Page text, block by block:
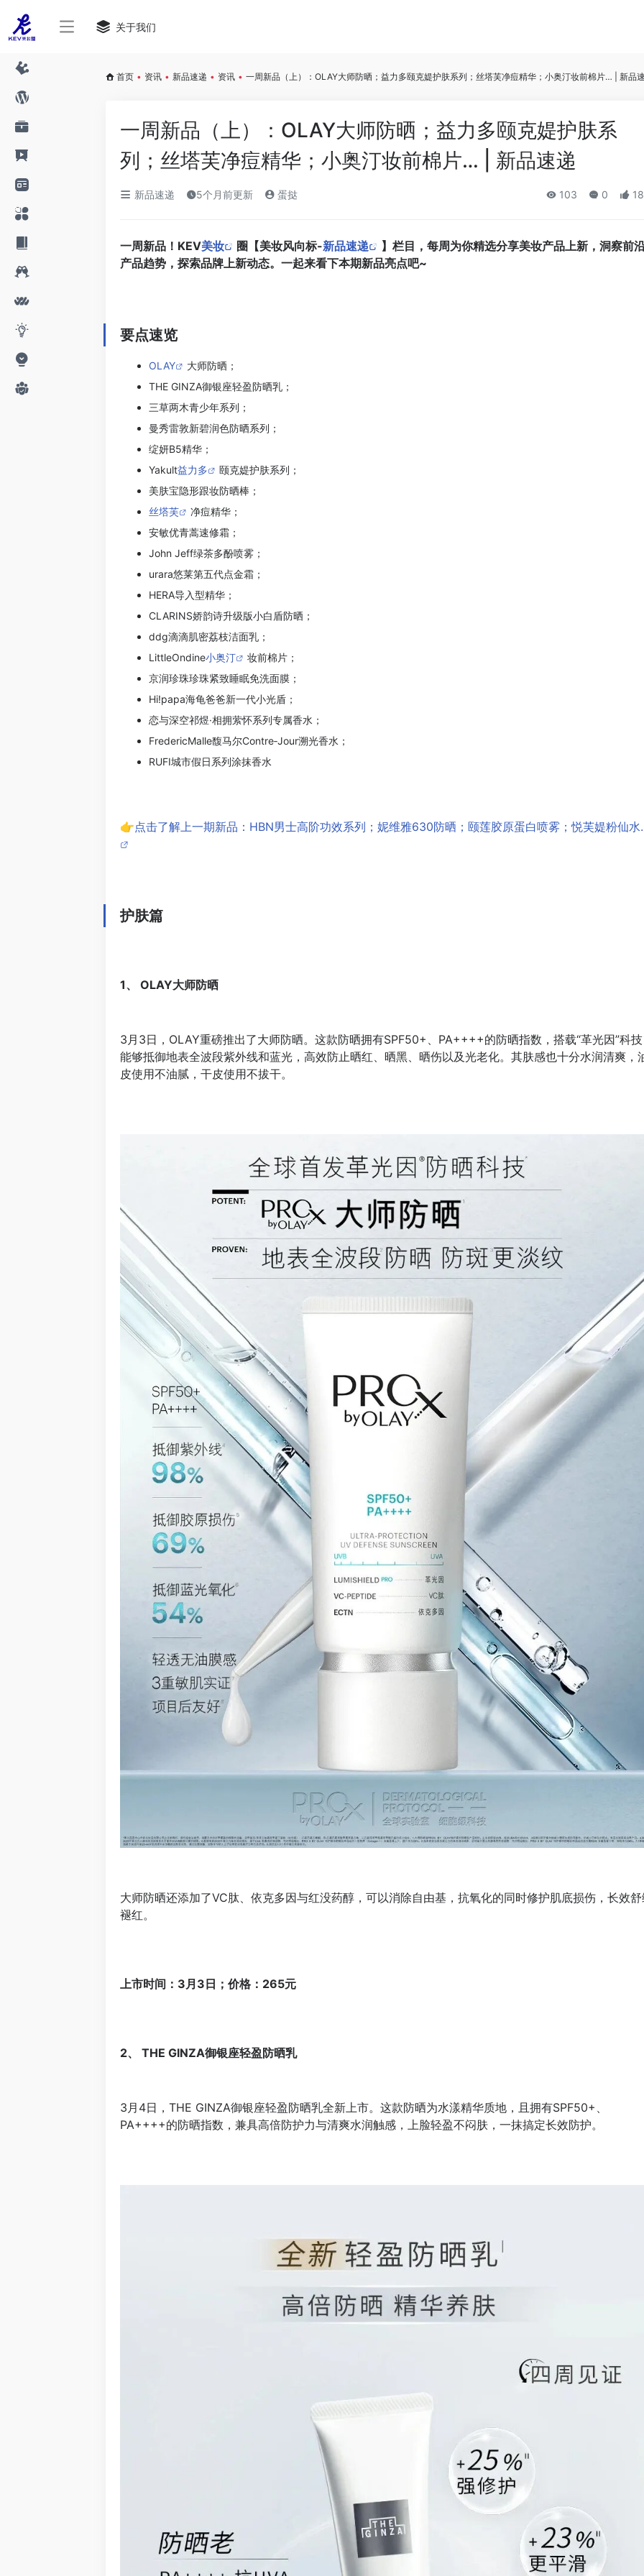
关于我们
首页 • 资讯 • 新品速递 • 资讯 • 一周新品（上）：OLAY大师防晒；益力多颐克媞护肤系列；丝塔芙净痘精华；小奥汀妆前棉片… | 新品
一周新品（上）：OLAY大师防晒；益力多颐克媞护肤系
列；丝塔芙净痘精华；小奥汀妆前棉片… | 新品速递
新品速递 5个月前更新 蛋挞 103 0 18
一周新品！KEV美妆 圈【美妆风向标-新品速递
】栏目，每周为你精选分享美妆产品上新，洞察前
产品趋势，探索品牌上新动态。一起来看下本期新品亮点吧~
要点速览
OLAY
大师防晒；
THE GINZA御银座轻盈防晒乳；
三草两木青少年系列；
曼秀雷敦新碧润色防晒系列；
绽妍B5精华；
Yakult益力多
颐克媞护肤系列；
美肤宝隐形跟妆防晒棒；
丝塔芙
净痘精华；
安敏优青蒿速修霜；
John Jeff绿茶多酚喷雾；
urara悠莱第五代点金霜；
HERA导入型精华；
CLARINS娇韵诗升级版小白盾防晒；
ddg滴滴肌密荔枝洁面乳；
LittleOndine小奥汀
妆前棉片；
京润珍珠珍珠紧致睡眠免洗面膜；
Hi!papa海龟爸爸新一代小光盾；
恋与深空祁煜·相拥萦怀系列专属香水；
FredericMalle馥马尔Contre‑Jour溯光香水；
RUFI城市假日系列涂抹香水
👉点击了解上一期新品：HBN男士高阶功效系列；妮维雅630防晒；颐莲胶原蛋白喷雾；悦芙媞粉仙
护肤篇
1、 OLAY大师防晒
3月3日，OLAY重磅推出了大师防晒。这款防晒拥有SPF50+、PA++++的防晒指数，搭载“革光因”科
能够抵御地表全波段紫外线和蓝光，高效防止晒红、晒黑、晒伤以及光老化。其肤感也十分水润清爽，
皮使用不油腻，干皮使用不拔干。
大师防晒还添加了VC肽、依克多因与红没药醇，可以消除自由基，抗氧化的同时修护肌底损伤，长效
褪红。
上市时间：3月3日；价格：265元
2、 THE GINZA御银座轻盈防晒乳
3月4日，THE GINZA御银座轻盈防晒乳全新上市。这款防晒为水漾精华质地，且拥有SPF50+、
PA++++的防晒指数，兼具高倍防护力与清爽水润触感，上脸轻盈不闷肤，一抹搞定长效防护。